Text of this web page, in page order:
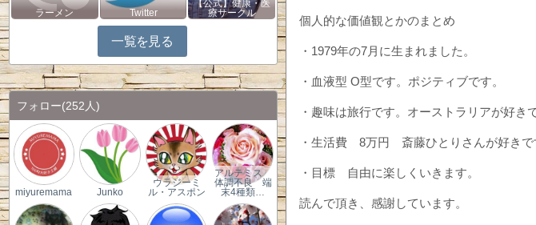
個人的な価値観とかのまとめ
・1979年の7月に生まれました。
・血液型 O型です。ポジティブです。
・趣味は旅行です。オーストラリアが好きで
・生活費 8万円 斎藤ひとりさんが好きで
・目標 自由に楽しくいきます。
読んで頂き、感謝しています。
ラーメン Twitter
【公式】健康・医
療サークル
一覧を見る
フォロー(252人)
miyuremama Junko
ウラジーミ
ル・アスポン
アルテミス
体調不良 端
末4種類…